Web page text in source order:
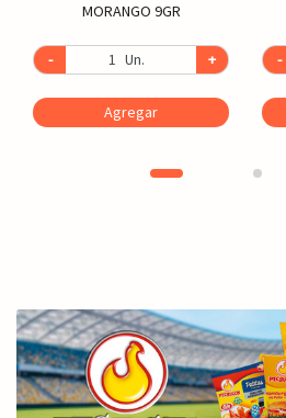
MORANGO 9GR
- Un. +
Agregar
-